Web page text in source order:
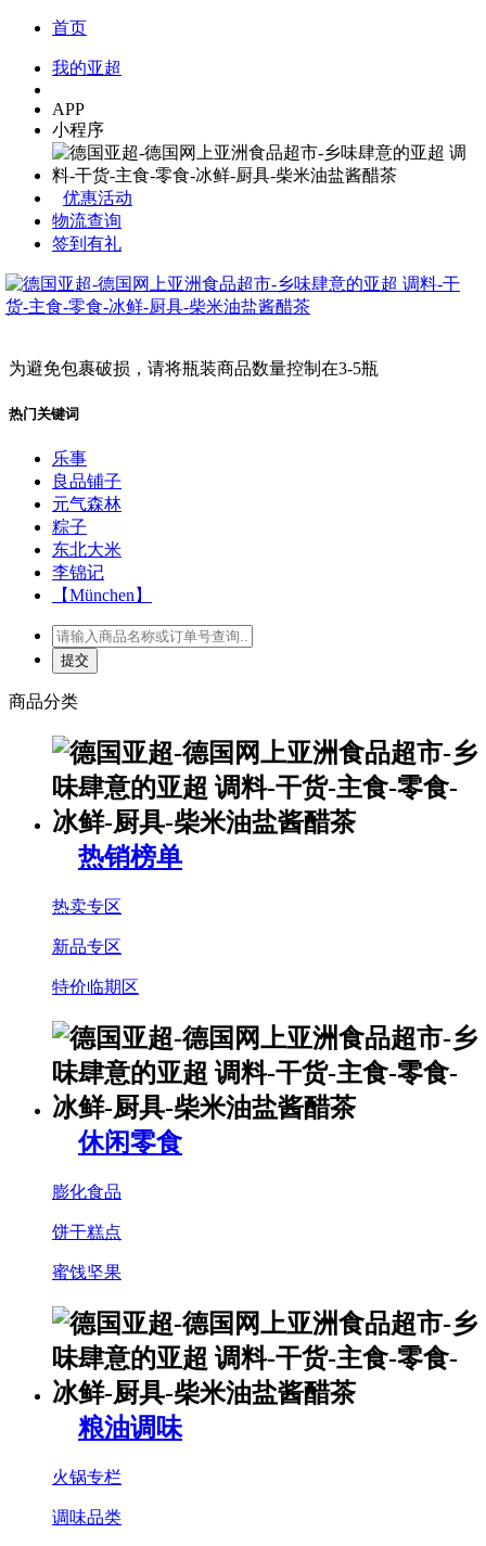
首页
我的亚超
APP
小程序
优惠活动
物流查询
签到有礼
为避免包裹破损，请将瓶装商品数量控制在3-5瓶
热门关键词
乐事
良品铺子
元气森林
粽子
东北大米
李锦记
【München】
商品分类
热销榜单
热卖专区
新品专区
特价临期区
休闲零食
膨化食品
饼干糕点
蜜饯坚果
粮油调味
火锅专栏
调味品类